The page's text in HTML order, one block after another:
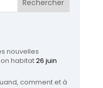
nouvelles
habitat26 juin
comment et à